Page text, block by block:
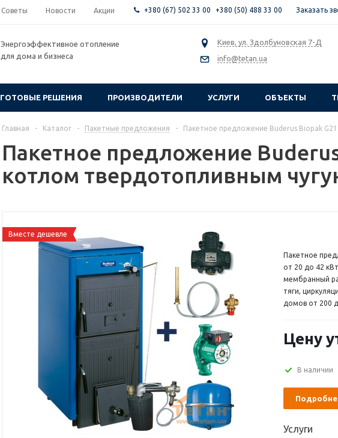
Советы Новости Акции +380 (67) 502 33 00 +380 (50) 488 33 00 Заказать
Энергоэффективное отопление
для дома и бизнеса
Киев, ул. Здолбуновская 7-Д
info@tetan.ua
ГОТОВЫЕ РЕШЕНИЯ ПРОИЗВОДИТЕЛИ УСЛУГИ ОБЪЕКТЫ
Главная - Каталог - Пакетные предложения - Пакетное предложение Buderus Biopak
Пакетное предложение
котлом твердотопливным
Вместе дешевле
Пакетное
от 20 до 42
мембранный
тяги,
домов от 200
Цену
В наличии
Услуги